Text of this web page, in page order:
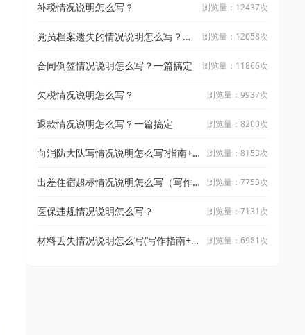
补税情况说明怎么写？ 浏览量：12437次
党员档案遗失的情况说明怎么写？高
浏览量：12058次
合同倒签情况说明怎么写？一篇搞定 浏览量：11866次
欠税情况说明怎么写？ 浏览量：9937次
退款情况说明怎么写？一篇搞定 浏览量：8200次
向消防大队写情况说明怎么写?指南+5
浏览量：8153次
出差住宿超标情况说明怎么写（写作
浏览量：7753次
医保违规情况说明怎么写？ 浏览量：7131次
材料丢失情况说明怎么写(写作指南+精
浏览量：6981次